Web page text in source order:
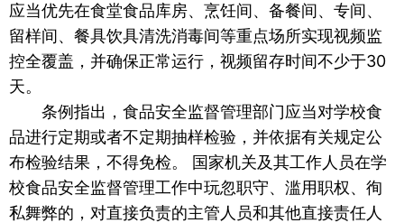
应当优先在食堂食品库房、烹饪间、备餐间、专间、
留样间、餐具饮具清洗消毒间等重点场所实现视频监
控全覆盖，并确保正常运行，视频留存时间不少于30
天。
条例指出，食品安全监督管理部门应当对学校食
品进行定期或者不定期抽样检验，并依据有关规定公
布检验结果，不得免检。 国家机关及其工作人员在学
校食品安全监督管理工作中玩忽职守、滥用职权、徇
私舞弊的，对直接负责的主管人员和其他直接责任人